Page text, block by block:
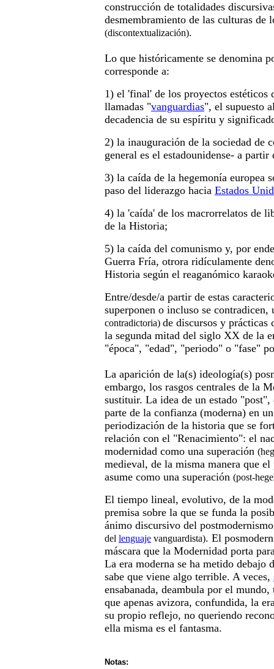
construcción de totalidades
desmembramiento de las culturas de
(discontextualización).
Lo que históricamente se denomina
corresponde a:
1) el 'final' de los proyectos estéticos
llamadas "vanguardias", el supuesto
decadencia de su espíritu y
2) la inauguración de la sociedad de
general es el estadounidense- a
3) la caída de la hegemonía europea
paso del liderazgo hacia Estados
4) la 'caída' de los macrorrelatos de
de la Historia;
5) la caída del comunismo y, por
Guerra Fría, otrora ridículamente
Historia según el reaganómico
Entre/desde/a partir de estas
superponen o incluso se contradicen,
contradictoria) de discursos y prácticas
la segunda mitad del siglo XX de la
"época", "edad", "periodo" o "fase"
La aparición de la(s) ideología(s)
embargo, los rasgos centrales de la
sustituir. La idea de un estado
parte de la confianza (moderna) en
periodización de la historia que se
relación con el "Renacimiento": el
modernidad como una superación
medieval, de la misma manera que el
asume como una superación (post-
El tiempo lineal, evolutivo, de la
premisa sobre la que se funda la
ánimo discursivo del
del lenguaje vanguardista). El
máscara que la Modernidad porta
La era moderna se ha metido debajo
sabe que viene algo terrible. A veces,
ensabanada, deambula por el
que apenas avizora, confundida, la
su propio reflejo, no queriendo
ella misma es el fantasma.
Notas: